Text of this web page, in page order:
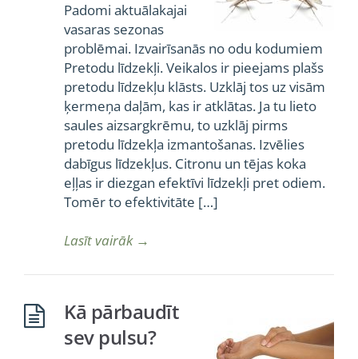
Padomi aktuālakajai
vasaras sezonas
problēmai. Izvairīsanās no odu kodumiem
Pretodu līdzekļi. Veikalos ir pieejams plašs
pretodu līdzekļu klāsts. Uzklāj tos uz visām
ķermeņa daļām, kas ir atklātas. Ja tu lieto
saules aizsargkrēmu, to uzklāj pirms
pretodu līdzekļa izmantošanas. Izvēlies
dabīgus līdzekļus. Citronu un tējas koka
eļļas ir diezgan efektīvi līdzekļi pret odiem.
Tomēr to efektivitāte […]
Lasīt vairāk→
Kā pārbaudīt
sev pulsu?